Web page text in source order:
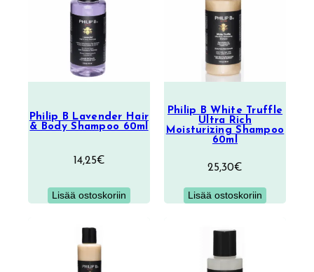
Philip B Lavender Hair
& Body Shampoo 60ml
14,25€
Lisää ostoskoriin
Philip B White Truffle
Ultra Rich
Moisturizing Shampoo
60ml
25,30€
Lisää ostoskoriin